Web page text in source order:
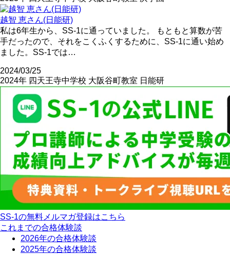
越智 恵さん(日能研)
私は6年生から、SS-1に通っていました。 もともと算数が苦
手だったので、それをこくふくするために、SS-1に通い始め
ました。SS-1では…
2024/03/25
2024年 四天王寺中学校 大阪谷町教室 日能研
SS-1の無料メルマガ登録はこちら
これまでの合格体験談
2026年の合格体験談
2025年の合格体験談